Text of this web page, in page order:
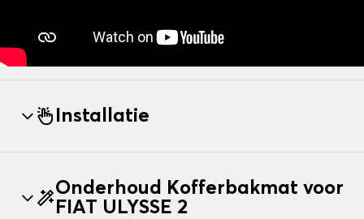
Installatie
Onderhoud Kofferbakmat voor
FIAT ULYSSE 2